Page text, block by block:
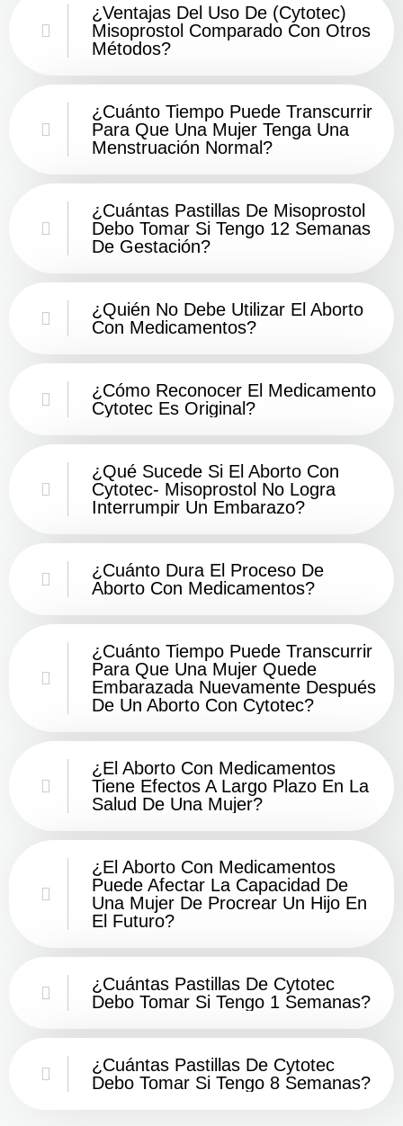
¿Ventajas Del Uso De (Cytotec)
Misoprostol Comparado Con Otros
Métodos?
¿Cuánto Tiempo Puede Transcurrir
Para Que Una Mujer Tenga Una
Menstruación Normal?
¿Cuántas Pastillas De Misoprostol
Debo Tomar Si Tengo 12 Semanas
De Gestación?
¿Quién No Debe Utilizar El Aborto
Con Medicamentos?
¿Cómo Reconocer El Medicamento
Cytotec Es Original?
¿Qué Sucede Si El Aborto Con
Cytotec- Misoprostol No Logra
Interrumpir Un Embarazo?
¿Cuánto Dura El Proceso De
Aborto Con Medicamentos?
¿Cuánto Tiempo Puede Transcurrir
Para Que Una Mujer Quede
Embarazada Nuevamente Después
De Un Aborto Con Cytotec?
¿El Aborto Con Medicamentos
Tiene Efectos A Largo Plazo En La
Salud De Una Mujer?
¿El Aborto Con Medicamentos
Puede Afectar La Capacidad De
Una Mujer De Procrear Un Hijo En
El Futuro?
¿Cuántas Pastillas De Cytotec
Debo Tomar Si Tengo 1 Semanas?
¿Cuántas Pastillas De Cytotec
Debo Tomar Si Tengo 8 Semanas?